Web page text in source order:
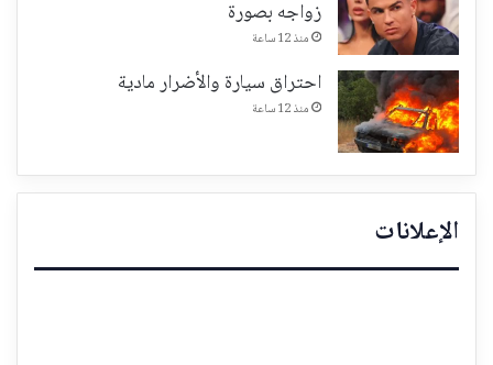
زواجه بصورة
منذ 12 ساعة
احتراق سيارة والأضرار مادية
منذ 12 ساعة
الإعلانات